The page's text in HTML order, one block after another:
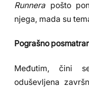
Runnera pošto
njega, mada su
Pograšno
Međutim, čini
oduševljena